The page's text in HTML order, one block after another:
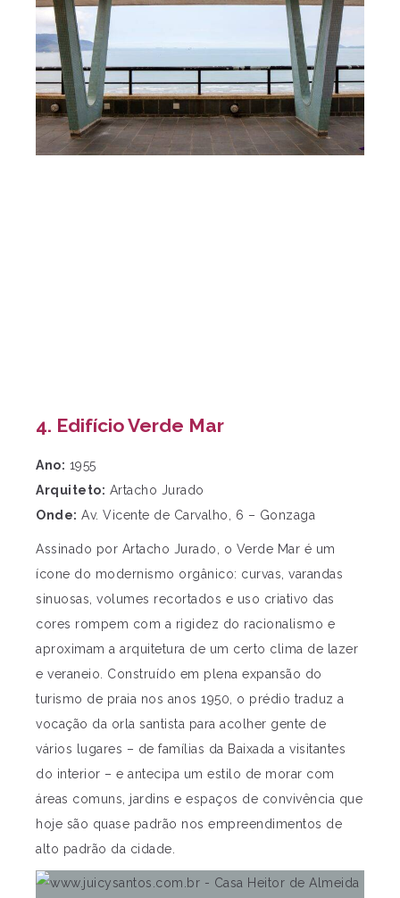
4. Edifício Verde Mar
Ano: 1955
Arquiteto: Artacho Jurado
Onde: Av. Vicente de Carvalho, 6 – Gonzaga
Assinado por Artacho Jurado, o Verde Mar é um
ícone do modernismo orgânico: curvas, varandas
sinuosas, volumes recortados e uso criativo das
cores rompem com a rigidez do racionalismo e
aproximam a arquitetura de um certo clima de lazer
e veraneio. Construído em plena expansão do
turismo de praia nos anos 1950, o prédio traduz a
vocação da orla santista para acolher gente de
vários lugares – de famílias da Baixada a visitantes
do interior – e antecipa um estilo de morar com
áreas comuns, jardins e espaços de convivência que
hoje são quase padrão nos empreendimentos de
alto padrão da cidade.